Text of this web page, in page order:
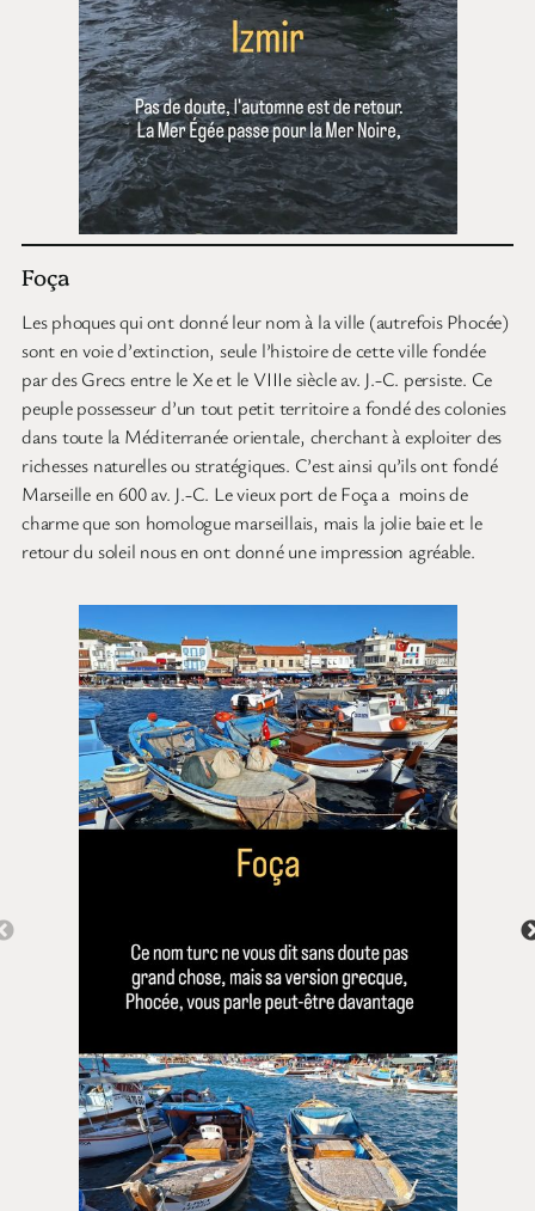
Foça
Les phoques qui ont donné leur nom à la ville (autrefois Phocée)
sont en voie d’extinction, seule l’histoire de cette ville fondée
par des Grecs entre le Xe et le VIIIe siècle av. J.-C. persiste. Ce
peuple possesseur d’un tout petit territoire a fondé des colonies
dans toute la Méditerranée orientale, cherchant à exploiter des
richesses naturelles ou stratégiques. C’est ainsi qu’ils ont fondé
Marseille en 600 av. J.-C. Le vieux port de Foça a moins de
charme que son homologue marseillais, mais la jolie baie et le
retour du soleil nous en ont donné une impression agréable.